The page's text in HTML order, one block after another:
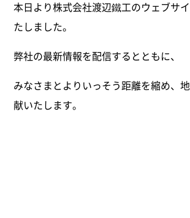
本日より株式会社渡辺鐵工のウェブサ
たしました。
弊社の最新情報を配信するとともに、
みなさまとよりいっそう距離を縮め、
献いたします。